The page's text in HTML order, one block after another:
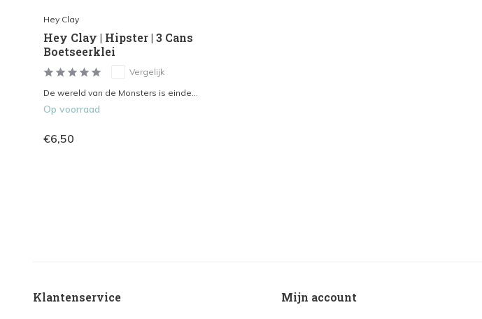
Hey Clay
Hey Clay | Hipster | 3 Cans
Boetseerklei
Vergelijk
De wereld van de Monsters is einde...
Op voorraad
€6,50
Klantenservice Mijn account